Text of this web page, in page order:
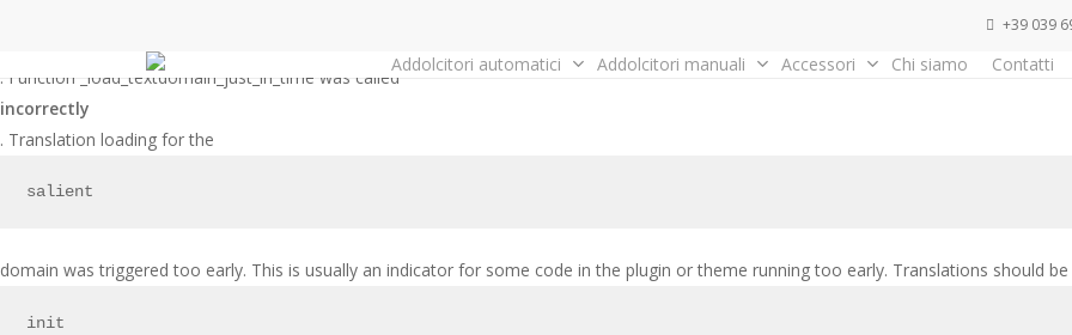
: Function _load_textdomain_just_in_time was called
incorrectly
. Translation loading for the
salient
domain was triggered too early. This is usually an indicator for some code in the plugin or theme running too early. Translations should
init
main
content
+39 039
Addolcitori automatici Addolcitori manuali Accessori Chi siamo Contatti